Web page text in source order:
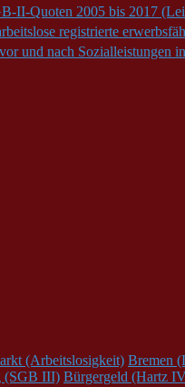
II-Quoten 2005 bis 2017
registrierte
und nach Sozialleistungen
(Arbeitslosigkeit) Bremen
(SGB III) Bürgergeld (Hartz